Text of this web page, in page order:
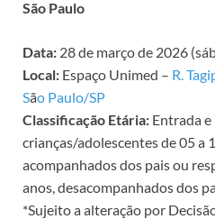
São Paulo
Data: 28 de março de 2026
Local: Espaço Unimed – R.
São Paulo/SP
Classificação Etária: Entrada
crianças/adolescentes de 05 a
acompanhados dos pais ou
anos, desacompanhados dos
*Sujeito a alteração por